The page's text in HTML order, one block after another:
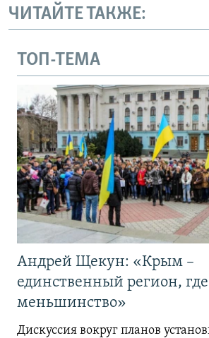
ЧИТАЙТЕ ТАКЖЕ:
ТОП-ТЕМА
Андрей Щекун: «Крым –
единственный регион,
меньшинство»
Дискуссия вокруг планов